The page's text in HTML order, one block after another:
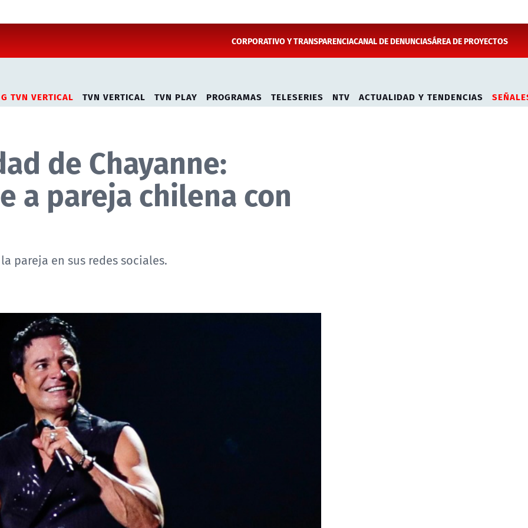
CORPORATIVO Y TRANSPARENCIACANAL DE DENUNCIASÁREA DE PROYECTOS
TVN VERTICAL TVN VERTICAL TVN PLAY PROGRAMAS TELESERIES NTV ACTUALIDAD Y TENDENCIAS
de Chayanne:
a pareja chilena con
pareja en sus redes sociales.